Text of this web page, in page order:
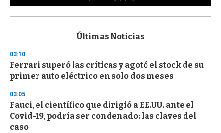
s
d
s
o
f
3
s
e
c
o
Últimas Noticias
03:10
Ferrari superó las críticas y agotó el stock de su
primer auto eléctrico en solo dos meses
03:05
Fauci, el científico que dirigió a EE.UU. ante el
Covid-19, podría ser condenado: las claves del
caso